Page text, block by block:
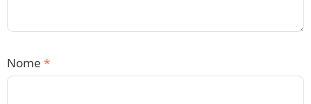
Nome *